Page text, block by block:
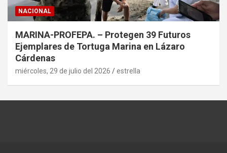
NACIONAL
MARINA-PROFEPA. – Protegen 39 Futuros
Ejemplares de Tortuga Marina en Lázaro
Cárdenas
miércoles, 29 de julio del 2026 estrella